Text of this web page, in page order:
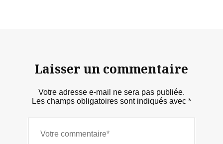
Laisser un commentaire
Votre adresse e-mail ne sera pas publiée.
Les champs obligatoires sont indiqués avec *